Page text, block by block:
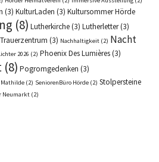
(3) KulturLaden (3) Kultursommer Hörde
(8) Lutherkirche(3) Lutherletter(3)
(3) Nachhaltigkeit (2) Nacht
2026 (2) Phoenix Des Lumières(3)
(8) Pogromgedenken (3)
Mathilde (2) SeniorenBüro Hörde (2) Stolpersteine
Neumarkt (2)